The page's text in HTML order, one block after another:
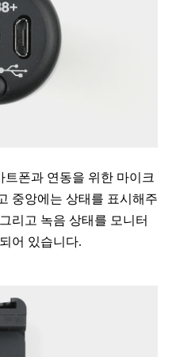
폰과 연동을 위한 마이크
중앙에는 상태를 표시해주
리고 녹음 상태를 모니터
어 있습니다.